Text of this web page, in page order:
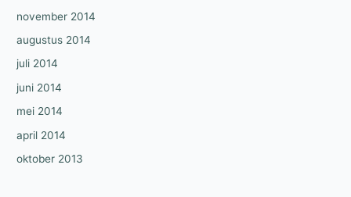
november 2014
augustus 2014
juli 2014
juni 2014
mei 2014
april 2014
oktober 2013